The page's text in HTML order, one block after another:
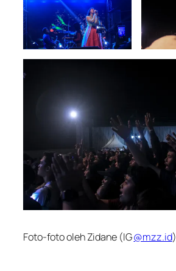
Foto-foto oleh Zidane (IG@mzz.id)